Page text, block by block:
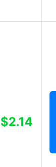
$2.14